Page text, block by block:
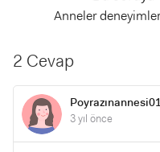
Anneler
2 Cevap
3 yıl önce